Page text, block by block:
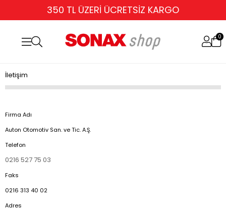
350 TL ÜZERİ ÜCRETSİZ KARGO
0
İletişim
Firma Adı
Auton Otomotiv San. ve Tic. A.Ş.
Telefon
0216 527 75 03
Faks
0216 313 40 02
Adres